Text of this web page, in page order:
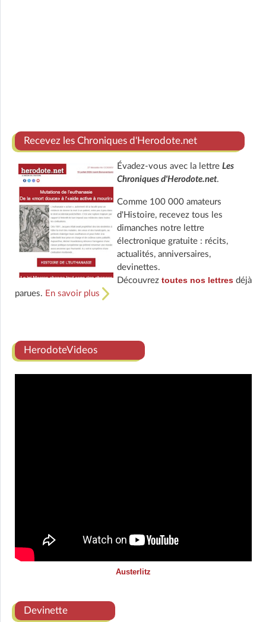
Recevez les Chroniques d'Herodote.net
Évadez-vous avec la lettre Les
Chroniques d'Herodote.net.
Comme 100 000 amateurs
d'Histoire, recevez tous les
dimanches notre lettre
électronique gratuite : récits,
actualités, anniversaires,
devinettes.
Découvrez toutes nos lettresdéjà
parues. En savoir plus
HerodoteVideos
Austerlitz
Devinette